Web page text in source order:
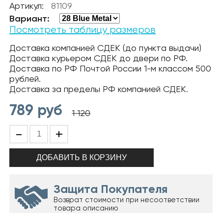
Артикул: 81109
Вариант:
Посмотреть таблицу размеров
Доставка компанией СДЕК (до пункта выдачи)
Доставка курьером СДЕК до двери по РФ.
Доставка по РФ Почтой России 1-м классом 500
рублей.
Доставка за пределы РФ компанией СДЕК.
789 руб 1 120
- +
Защита Покупателя
Возврат стоимости при несоответствии
товара описанию